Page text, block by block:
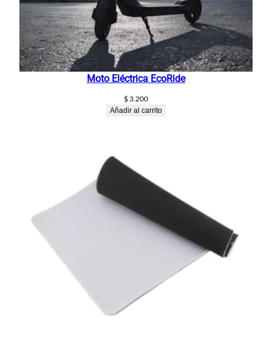
Moto Eléctrica EcoRide
$3.200
Añadir al carrito